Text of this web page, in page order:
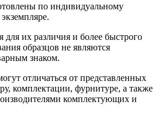
по индивидуальному
их различия и более быстрого
образцов не являются
знаком.
отличаться от представленных
комплектации, фурнитуре, а также
комплектующих и